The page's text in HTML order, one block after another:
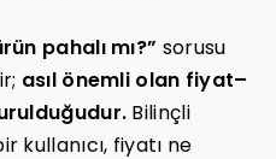
pahalı mı?” sorusu
asıl önemli olan fiyat–
Bilinçli
kullanıcı, fiyatı ne